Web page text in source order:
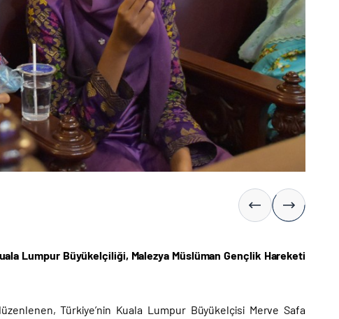
Lumpur Büyükelçiliği, Malezya Müslüman Gençlik Hareketi
Türkiye’nin Kuala Lumpur Büyükelçisi Merve Safa